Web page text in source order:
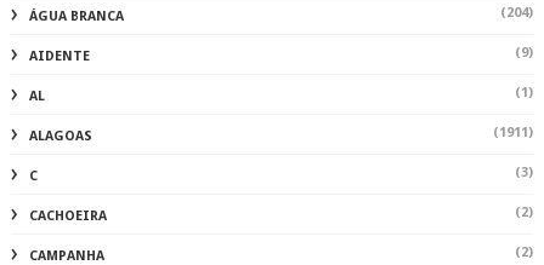
ÁGUA BRANCA (204)
AIDENTE (9)
AL (1)
ALAGOAS (1911)
C (3)
CACHOEIRA (2)
CAMPANHA (2)